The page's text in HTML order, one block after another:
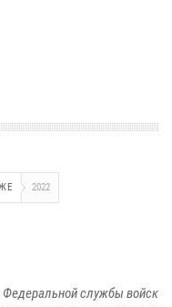
2022
службы войск